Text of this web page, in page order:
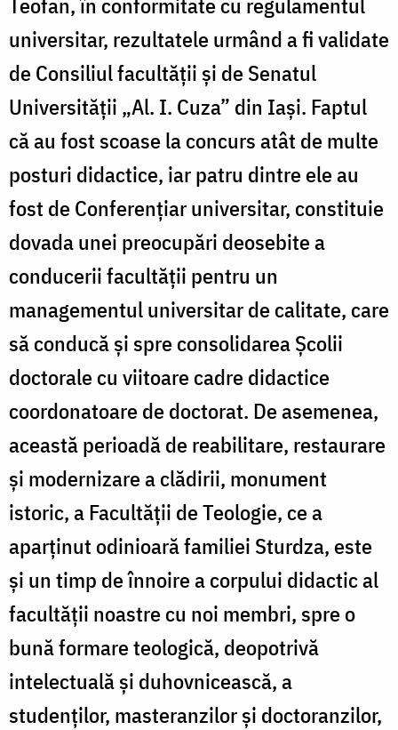
universitar, rezultatele urmând a fi validate
de Consiliul facultății și de Senatul
Universității „Al. I. Cuza” din Iași. Faptul
că au fost scoase la concurs atât de multe
posturi didactice, iar patru dintre ele au
fost de Conferențiar universitar, constituie
dovada unei preocupări deosebite a
conducerii facultății pentru un
managementul universitar de calitate, care
să conducă și spre consolidarea Școlii
doctorale cu viitoare cadre didactice
coordonatoare de doctorat. De asemenea,
această perioadă de reabilitare, restaurare
și modernizare a clădirii, monument
istoric, a Facultății de Teologie, ce a
aparținut odinioară familiei Sturdza, este
și un timp de înnoire a corpului didactic al
facultății noastre cu noi membri, spre o
bună formare teologică, deopotrivă
intelectuală și duhovnicească, a
studenților, masteranzilor şi doctoranzilor,